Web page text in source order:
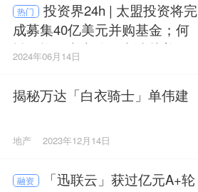
热门
投资界24h | 太盟投资将完
成募集40亿美元并购基金；何
猷君旗下电竞公司申请赴美IP
2024年06月14日
揭秘万达「白衣骑士」单伟建
地产 2023年12月14日
融资
「迅联云」获过亿元A+轮